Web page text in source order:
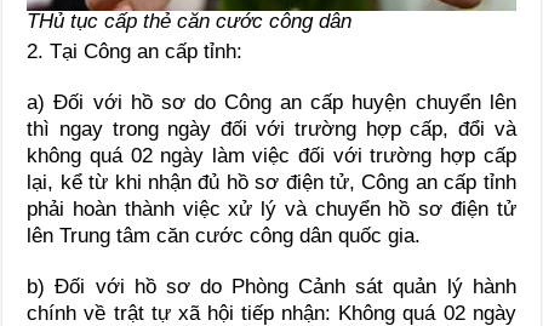
THủ tục cấp thẻ căn cước công dân
2. Tại Công an cấp tỉnh:
a) Đối với hồ sơ do Công an cấp huyện chuyển lên
thì ngay trong ngày đối với trường hợp cấp, đổi và
không quá 02 ngày làm việc đối với trường hợp cấp
lại, kể từ khi nhận đủ hồ sơ điện tử, Công an cấp tỉnh
phải hoàn thành việc xử lý và chuyển hồ sơ điện tử
lên Trung tâm căn cước công dân quốc gia.
b) Đối với hồ sơ do Phòng Cảnh sát quản lý hành
chính về trật tự xã hội tiếp nhận: Không quá 02 ngày